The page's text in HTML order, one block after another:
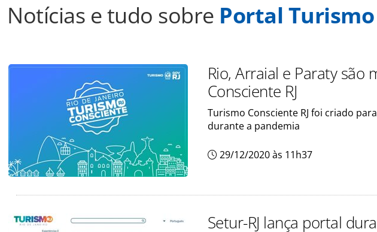
Notícias e tudo sobre Portal Turismo
Rio, Arraial e Paraty são
Consciente RJ
Turismo Consciente RJ foi criado
durante a pandemia
29/12/2020 às 11h37
Setur-RJ lança portal